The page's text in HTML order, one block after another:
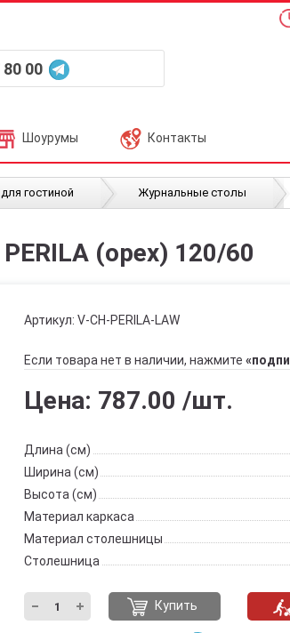
80 00
Шоурумы Контакты
гостиной / Журнальные столы /
(орех) 120/60
Артикул: V-CH-PERILA-LAW
Если товара нет в наличии, нажмите
Цена: 787.00 /шт.
Длина (см)
Ширина (см)
Высота (см)
Материал каркаса
Материал столешницы
Столешница
Купить